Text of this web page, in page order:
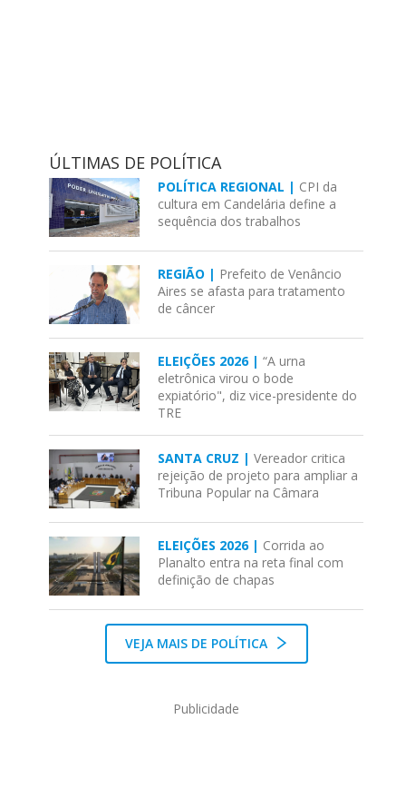
ÚLTIMAS DE POLÍTICA
POLÍTICA REGIONAL | CPI da
cultura em Candelária define a
sequência dos trabalhos
REGIÃO | Prefeito de Venâncio
Aires se afasta para tratamento
de câncer
ELEIÇÕES 2026 |“A urna
eletrônica virou o bode
expiatório", diz vice-presidente do
TRE
SANTA CRUZ |Vereador critica
rejeição de projeto para ampliar a
Tribuna Popular na Câmara
ELEIÇÕES 2026 | Corrida ao
Planalto entra na reta final com
definição de chapas
VEJA MAIS DE POLÍTICA
Publicidade